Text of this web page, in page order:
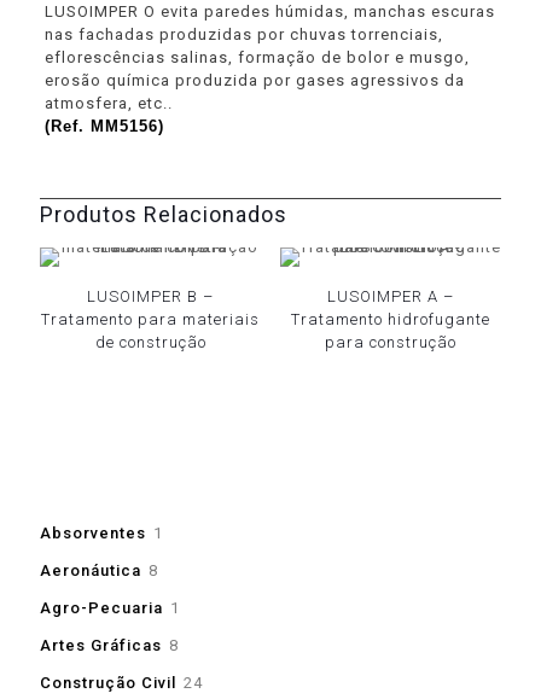
LUSOIMPER O evita paredes húmidas, manchas escuras
nas fachadas produzidas por chuvas torrenciais,
eflorescências salinas, formação de bolor e musgo,
erosão química produzida por gases agressivos da
atmosfera, etc..
(Ref. MM5156)
Produtos Relacionados
LUSOIMPER B –
Tratamento para materiais
de construção
LUSOIMPER A –
Tratamento hidrofugante
para construção
Absorventes 1
Aeronáutica 8
Agro-Pecuaria 1
Artes Gráficas 8
Construção Civil
2424